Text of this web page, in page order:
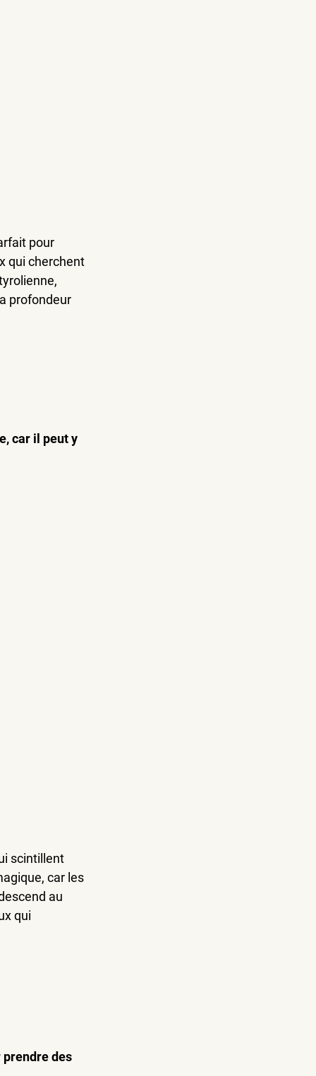
pour
qui cherchent
profondeur
car il peut y
scintillent
car les
au
qui
prendre des